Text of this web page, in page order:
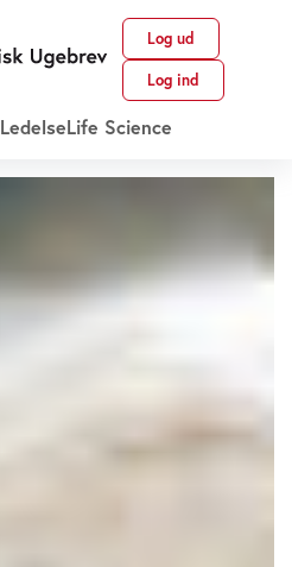
Log ud
Log ind
LedelseLife Science